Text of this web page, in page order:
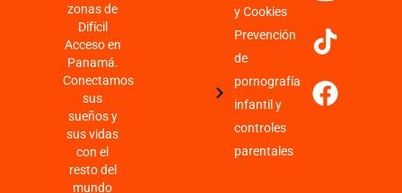
zonas de
Difícil
Acceso en
Panamá.
Conectamos
sus
sueños y
sus vidas
con el
resto del
mundo
y Cookies
Prevención
de
pornografía
infantil y
controles
parentales